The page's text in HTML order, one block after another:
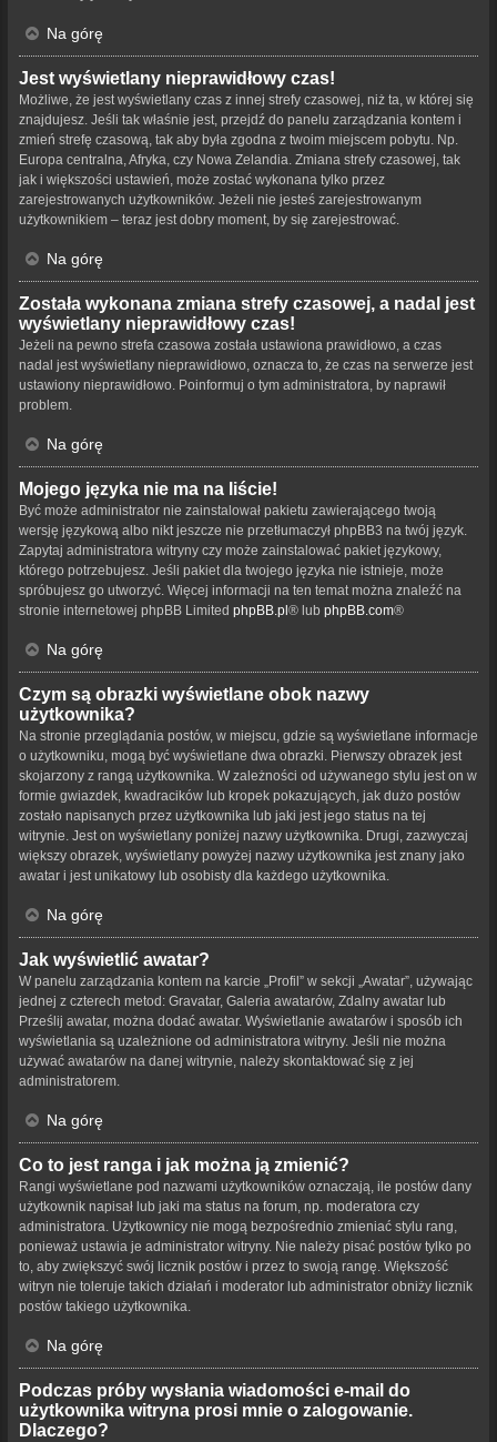
Na górę
Jest wyświetlany nieprawidłowy czas!
Możliwe, że jest wyświetlany czas z innej strefy czasowej, niż ta, w której się
znajdujesz. Jeśli tak właśnie jest, przejdź do panelu zarządzania kontem i
zmień strefę czasową, tak aby była zgodna z twoim miejscem pobytu. Np.
Europa centralna, Afryka, czy Nowa Zelandia. Zmiana strefy czasowej, tak
jak i większości ustawień, może zostać wykonana tylko przez
zarejestrowanych użytkowników. Jeżeli nie jesteś zarejestrowanym
użytkownikiem – teraz jest dobry moment, by się zarejestrować.
Na górę
Została wykonana zmiana strefy czasowej, a nadal jest
wyświetlany nieprawidłowy czas!
Jeżeli na pewno strefa czasowa została ustawiona prawidłowo, a czas
nadal jest wyświetlany nieprawidłowo, oznacza to, że czas na serwerze jest
ustawiony nieprawidłowo. Poinformuj o tym administratora, by naprawił
problem.
Na górę
Mojego języka nie ma na liście!
Być może administrator nie zainstalował pakietu zawierającego twoją
wersję językową albo nikt jeszcze nie przetłumaczył phpBB3 na twój język.
Zapytaj administratora witryny czy może zainstalować pakiet językowy,
którego potrzebujesz. Jeśli pakiet dla twojego języka nie istnieje, może
spróbujesz go utworzyć. Więcej informacji na ten temat można znaleźć na
stronie internetowej phpBB Limited phpBB.pl® lub phpBB.com®
Na górę
Czym są obrazki wyświetlane obok nazwy
użytkownika?
Na stronie przeglądania postów, w miejscu, gdzie są wyświetlane informacje
o użytkowniku, mogą być wyświetlane dwa obrazki. Pierwszy obrazek jest
skojarzony z rangą użytkownika. W zależności od używanego stylu jest on w
formie gwiazdek, kwadracików lub kropek pokazujących, jak dużo postów
zostało napisanych przez użytkownika lub jaki jest jego status na tej
witrynie. Jest on wyświetlany poniżej nazwy użytkownika. Drugi, zazwyczaj
większy obrazek, wyświetlany powyżej nazwy użytkownika jest znany jako
awatar i jest unikatowy lub osobisty dla każdego użytkownika.
Na górę
Jak wyświetlić awatar?
W panelu zarządzania kontem na karcie „Profil” w sekcji „Awatar”, używając
jednej z czterech metod: Gravatar, Galeria awatarów, Zdalny awatar lub
Prześlij awatar, można dodać awatar. Wyświetlanie awatarów i sposób ich
wyświetlania są uzależnione od administratora witryny. Jeśli nie można
używać awatarów na danej witrynie, należy skontaktować się z jej
administratorem.
Na górę
Co to jest ranga i jak można ją zmienić?
Rangi wyświetlane pod nazwami użytkowników oznaczają, ile postów dany
użytkownik napisał lub jaki ma status na forum, np. moderatora czy
administratora. Użytkownicy nie mogą bezpośrednio zmieniać stylu rang,
ponieważ ustawia je administrator witryny. Nie należy pisać postów tylko po
to, aby zwiększyć swój licznik postów i przez to swoją rangę. Większość
witryn nie toleruje takich działań i moderator lub administrator obniży licznik
postów takiego użytkownika.
Na górę
Podczas próby wysłania wiadomości e-mail do
użytkownika witryna prosi mnie o zalogowanie.
Dlaczego?